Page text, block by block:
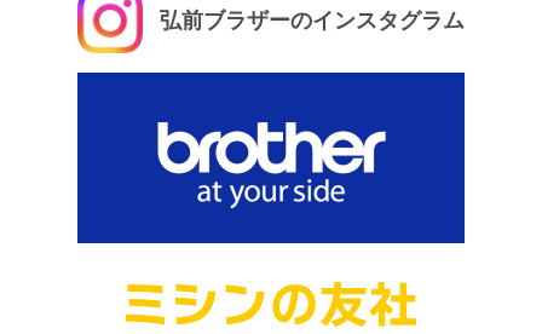
弘前ブラザーのインスタグラム